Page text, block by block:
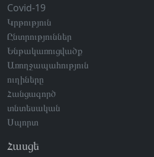
Covid-19
Կրթություն
Ընտրություններ
Ենթակառուցվածք
Առողջապահություն
ուղիները
Հանցագործ
տնտեսական
Սպորտ
Հասցե